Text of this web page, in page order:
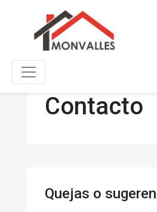
Contacto
Quejas o